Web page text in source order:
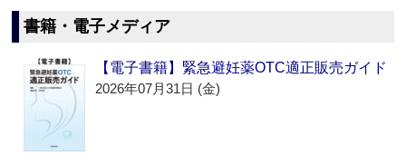
書籍・電子メディア
【電子書籍】緊急避妊薬OTC適正販売ガイド
2026年07月31日 (金)